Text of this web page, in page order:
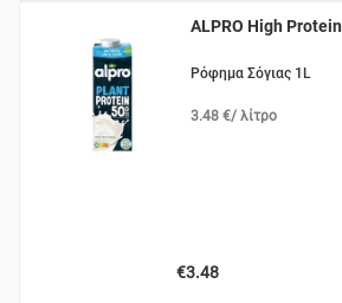
ALPRO High Protein
Ρόφημα Σόγιας 1L
3.48 €/ λίτρο
€3.48